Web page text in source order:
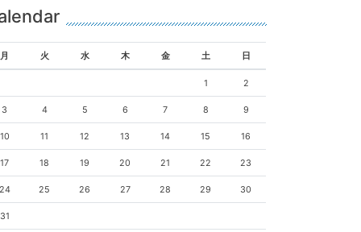
月 火 水 木 金 土 日
1 2
3 4 5 6 7 8 9
10 11 12 13 14 15 16
17 18 19 20 21 22 23
25 26 27 28 29 30
31